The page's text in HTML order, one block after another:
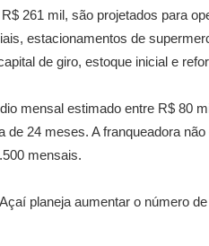
261 mil, são projetados para
estacionamentos de
de giro, estoque inicial e
mensal estimado entre R$ 80
de 24 meses. A franqueadora
mensais.
planeja aumentar o número